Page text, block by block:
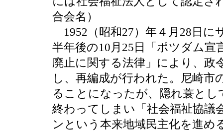
合会名）
1952（昭和27）年４月28日に
半年後の10月25日「ポツダム
廃止に関する法律」により、政
し、再編成が行われた。尼崎
ることになったが、隠れ蓑と
終わってしまい「社会福祉協議
ンという本来地域民主化を進